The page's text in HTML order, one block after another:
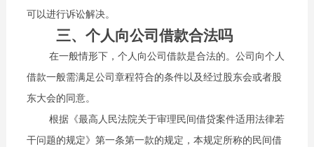
可以进行诉讼解决。
三、个人向公司借款合法吗
在一般情形下，个人向公司借款是合法的。公司向个人
借款一般需满足公司章程符合的条件以及经过股东会或者股
东大会的同意。
根据《最高人民法院关于审理民间借贷案件适用法律若
干问题的规定》第一条第一款的规定，本规定所称的民间借